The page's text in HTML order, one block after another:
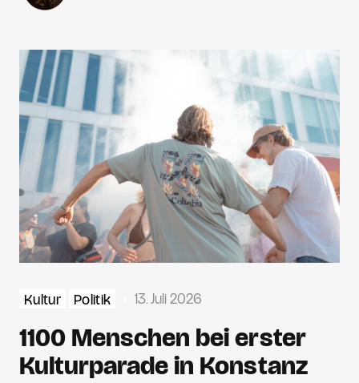
Kultur Politik 13. Juli 2026
1100 Menschen bei erster
Kulturparade in Konstanz